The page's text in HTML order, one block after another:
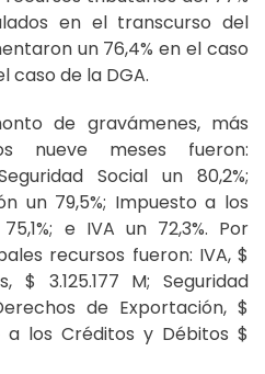
en el transcurso del
un 76,4% en el caso
caso de la DGA.
de gravámenes, más
nueve meses fueron:
Social un 80,2%;
un 79,5%; Impuesto a los
e IVA un 72,3%. Por
recursos fueron: IVA, $
$ 3.125.177 M; Seguridad
de Exportación, $
a los Créditos y Débitos $